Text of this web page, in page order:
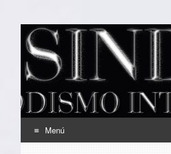
EL SINDICAL
Periodismo Inteligente
Menú